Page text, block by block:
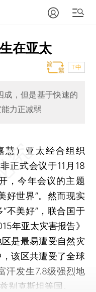
在亚太
T中
成，但是基于快速的
力正减弱
） 亚太经合组织
正式会议于11月18
，今年会议的主题
好世界”。然而现实
不美好”，联合国于
年亚太灾害报告》
是最易遭受自然灾
该区共遭受了全球
汗发生7.8级强烈地
别克斯坦等国。